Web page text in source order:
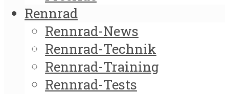
Rennrad
Rennrad-News
Rennrad-Technik
Rennrad-Training
Rennrad-Tests